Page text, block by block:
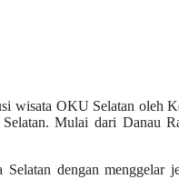
wisata OKU Selatan oleh
Mulai dari Danau
dengan menggelar